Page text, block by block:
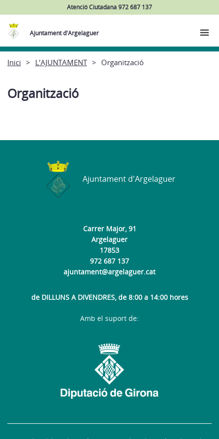
Atenció Ciutadana 972 687 137
Ajuntament d'Argelaguer
Inici L’AJUNTAMENT Organització
Organització
Carrer Major, 91
Argelaguer
17853
972 687 137
ajuntament@argelaguer.cat
de DILLUNS A DIVENDRES, de 8:00 a 14:00 hores
Ajuntament d'Argelaguer
Amb el suport de: